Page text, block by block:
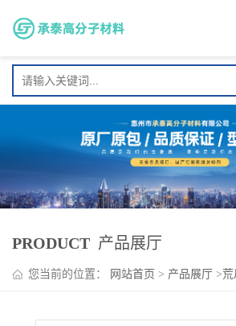
PRODUCT 产品展厅
您当前的位置： 网站首页 > 产品展厅 >荒